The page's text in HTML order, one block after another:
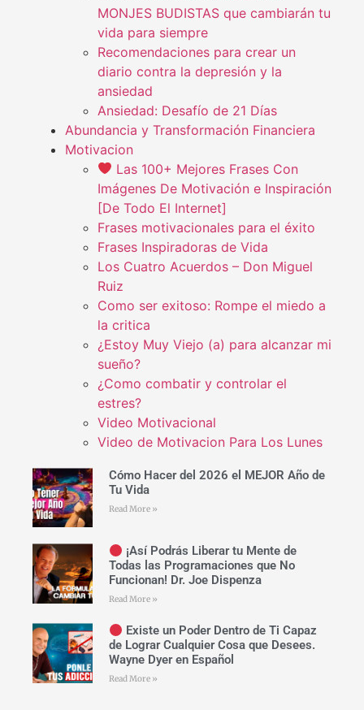
MONJES BUDISTAS que cambiarán tu
vida para siempre
Recomendaciones para crear un
diario contra la depresión y la
ansiedad
Ansiedad: Desafío de 21 Días
Abundancia y Transformación Financiera
Motivacion
Las 100+ Mejores Frases Con
Imágenes De Motivación e Inspiración
[De Todo El Internet]
Frases motivacionales para el éxito
Frases Inspiradoras de Vida
Los Cuatro Acuerdos – Don Miguel
Ruiz
Como ser exitoso: Rompe el miedo a
la critica
¿Estoy Muy Viejo (a) para alcanzar mi
sueño?
¿Como combatir y controlar el
estres?
Video Motivacional
Video de Motivacion Para Los Lunes
Cómo Hacer del 2026 el MEJOR Año de
Tu Vida
Read More »
¡Así Podrás Liberar tu Mente de
Todas las Programaciones que No
Funcionan! Dr. Joe Dispenza
Read More »
Existe un Poder Dentro de Ti Capaz
de Lograr Cualquier Cosa que Desees.
Wayne Dyer en Español
Read More »